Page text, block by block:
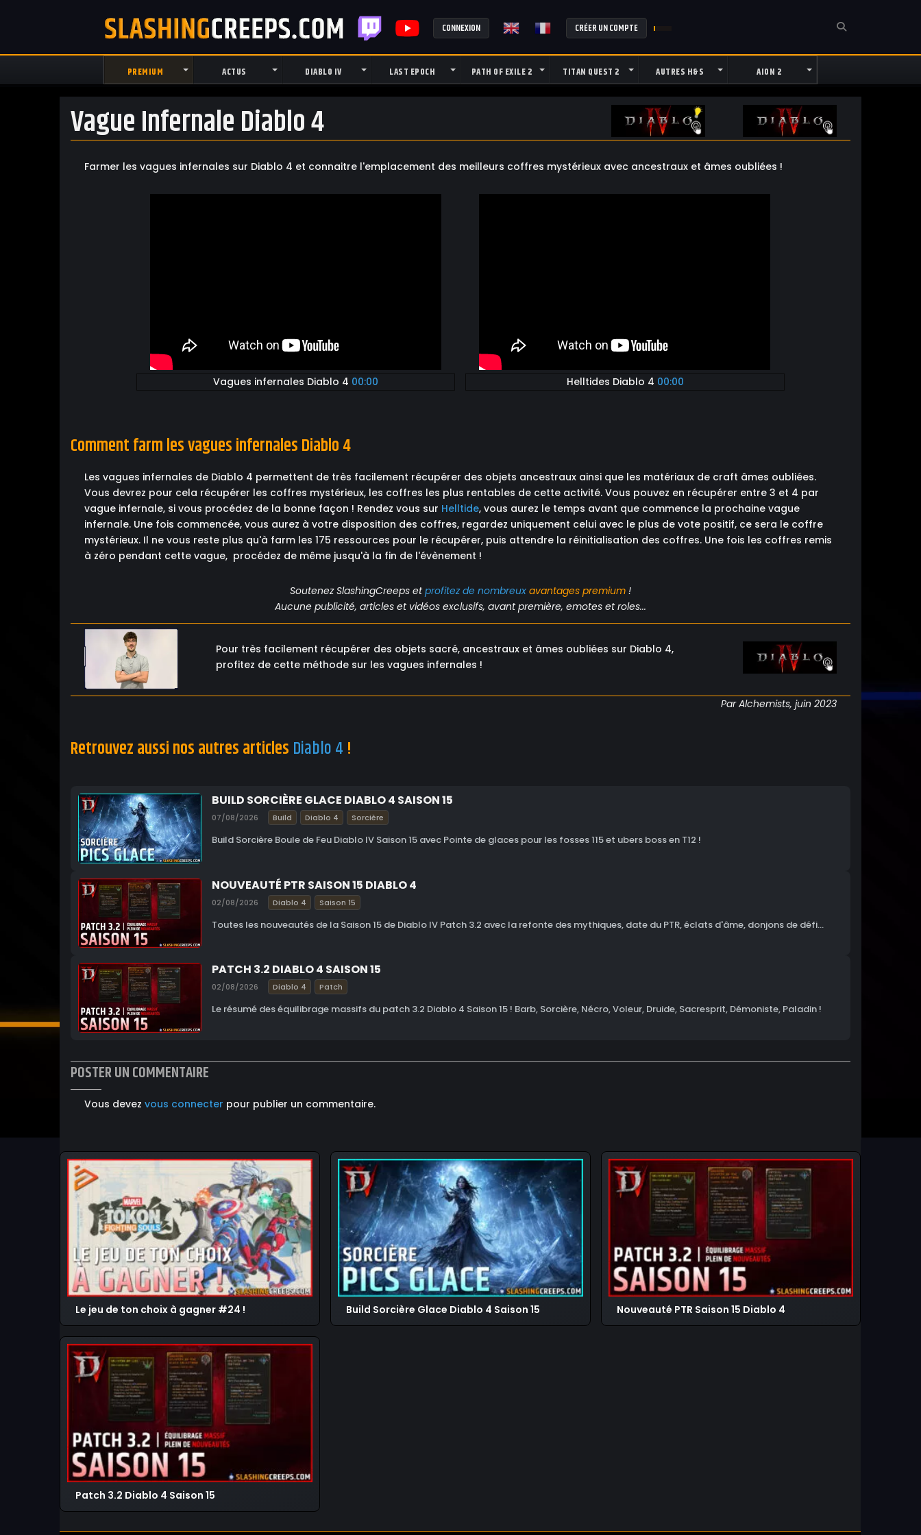
CONNEXION CRÉER UN COMPTE
PREMIUM ACTUS DIABLO IV LAST EPOCH PATH OF EXILE 2 TITAN QUEST 2 AUTRES H&S AION 2
Vague Infernale Diablo 4
Farmer les vagues infernales sur Diablo 4 et connaitre l'emplacement des meilleurs coffres mystérieux avec ancestraux et âmes oubliées !
Vagues infernales Diablo 4 00:00 Helltides Diablo 4 00:00
Comment farm les vagues infernales Diablo 4
Les vagues infernales de Diablo 4 permettent de très facilement récupérer des objets ancestraux ainsi que les matériaux de craft âmes oubliées.
Vous devrez pour cela récupérer les coffres mystérieux, les coffres les plus rentables de cette activité. Vous pouvez en récupérer entre 3 et 4 par
vague infernale, si vous procédez de la bonne façon ! Rendez vous sur Helltide, vous aurez le temps avant que commence la prochaine vague
infernale. Une fois commencée, vous aurez à votre disposition des coffres, regardez uniquement celui avec le plus de vote positif, ce sera le coffre
mystérieux. Il ne vous reste plus qu'à farm les 175 ressources pour le récupérer, puis attendre la réinitialisation des coffres. Une fois les coffres remis
à zéro pendant cette vague, procédez de même jusqu'à la fin de l'évènement !
Soutenez SlashingCreeps etprofitez de nombreux avantages premium !
Aucune publicité, articles et vidéos exclusifs, avant première, emotes et roles...
Pour très facilement récupérer des objets sacré, ancestraux et âmes oubliées sur Diablo 4,
profitez de cette méthode sur les vagues infernales !
Par Alchemists, juin 2023
Retrouvez aussi nos autres articles Diablo 4 !
BUILD SORCIÈRE GLACE DIABLO 4 SAISON 15
07/08/2026 Build Diablo 4 Sorcière
Build Sorcière Boule de Feu Diablo IV Saison 15 avec Pointe de glaces pour les fosses 115 et ubers boss en T12 !
NOUVEAUTÉ PTR SAISON 15 DIABLO 4
02/08/2026 Diablo 4 Saison 15
Toutes les nouveautés de la Saison 15 de Diablo IV Patch 3.2 avec la refonte des mythiques, date du PTR, éclats d'âme, donjons de défi...
PATCH 3.2 DIABLO 4 SAISON 15
02/08/2026 Diablo 4 Patch
Le résumé des équilibrage massifs du patch 3.2 Diablo 4 Saison 15 ! Barb, Sorcière, Nécro, Voleur, Druide, Sacresprit, Démoniste, Paladin !
POSTER UN COMMENTAIRE
Vous devez vous connecter pour publier un commentaire.
Le jeu de ton choix à gagner #24 ! Build Sorcière Glace Diablo 4 Saison 15 Nouveauté PTR Saison 15 Diablo 4
Patch 3.2 Diablo 4 Saison 15